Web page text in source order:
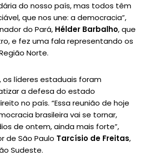
do nosso país, mas todos têm
que nos une: a democracia”,
do Pará, Hélder Barbalho, que
e fez uma fala representando os
Norte.
os líderes estaduais foram
a defesa do estado
no país. “Essa reunião de hoje
brasileira vai se tornar,
de ontem, ainda mais forte”,
de São Paulo Tarcísio de Freitas,
Sudeste.